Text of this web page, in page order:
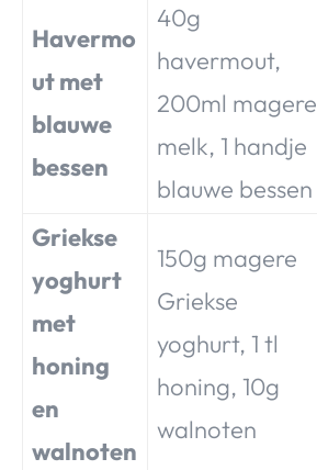
Havermo
ut met
blauwe
bessen
40g
havermout,
200ml magere
melk, 1 handje
blauwe bessen
Griekse
yoghurt
met
honing
en
walnoten
150g magere
Griekse
yoghurt, 1 tl
honing, 10g
walnoten